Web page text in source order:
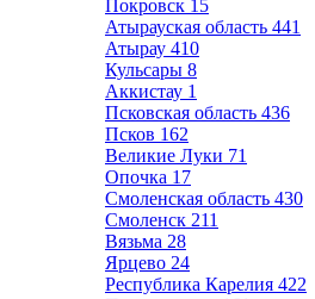
Покровск 15
Атырауская область 441
Атырау 410
Кульсары 8
Аккистау 1
Псковская область 436
Псков 162
Великие Луки 71
Опочка 17
Смоленская область 430
Смоленск 211
Вязьма 28
Ярцево 24
Республика Карелия 422